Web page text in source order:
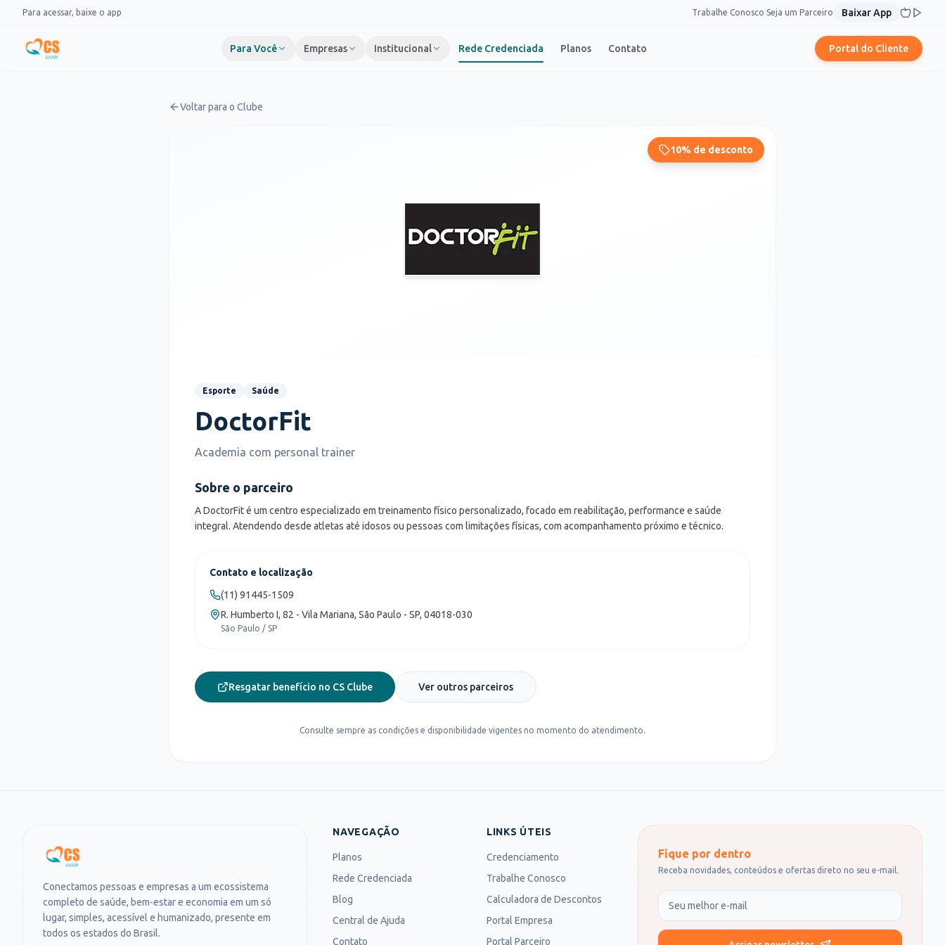
Pular para o conteúdo
Para acessar, baixe o app Trabalhe Conosco Seja um Parceiro Baixar App
Para Você Empresas Institucional Rede Credenciada Planos Contato Portal do Cliente
Voltar para o Clube
10% de desconto
Esporte Saúde
DoctorFit
Academia com personal trainer
Sobre o parceiro
A DoctorFit é um centro especializado em treinamento físico personalizado, focado em reabilitação, performance e saúde
integral. Atendendo desde atletas até idosos ou pessoas com limitações físicas, com acompanhamento próximo e técnico.
Contato e localização
(11) 91445-1509
R. Humberto I, 82 - Vila Mariana, São Paulo - SP, 04018-030
São Paulo / SP
Resgatar benefício no CS Clube Ver outros parceiros
Consulte sempre as condições e disponibilidade vigentes no momento do atendimento.
Conectamos pessoas e empresas a um ecossistema
completo de saúde, bem-estar e economia em um só
lugar, simples, acessível e humanizado, presente em
todos os estados do Brasil.
NAVEGAÇÃO
Planos
Rede Credenciada
Blog
Central de Ajuda
Contato
LINKS ÚTEIS
Credenciamento
Trabalhe Conosco
Calculadora de Descontos
Portal Empresa
Portal Parceiro
Fique por dentro
Receba novidades, conteúdos e ofertas direto no seu e-mail.
Seu e-mail